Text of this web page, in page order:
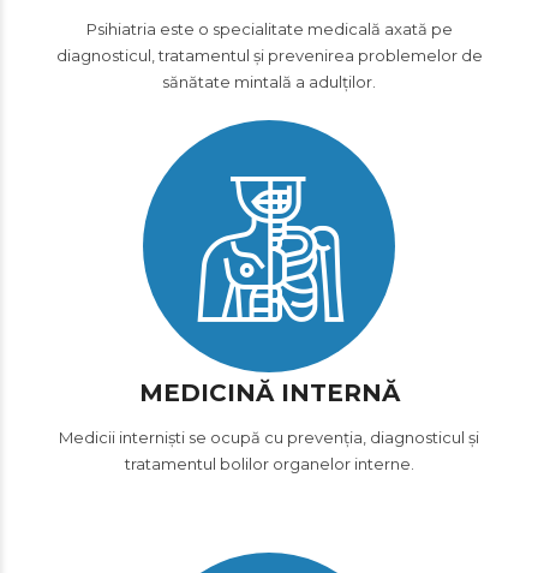
Psihiatria este o specialitate medicală axată pe
diagnosticul, tratamentul și prevenirea problemelor de
sănătate mintală a adulților.
MEDICINĂ INTERNĂ
Medicii interniști se ocupă cu prevenția, diagnosticul și
tratamentul bolilor organelor interne.